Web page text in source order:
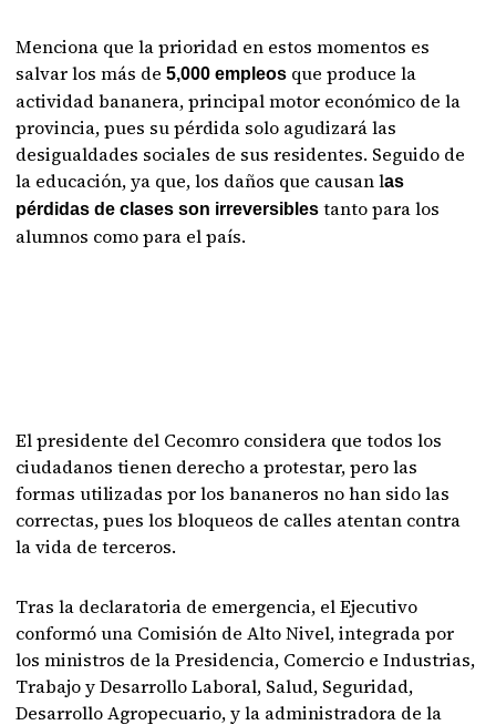
Menciona que la prioridad en estos momentos es
salvar los más de 5,000 empleos que produce la
actividad bananera, principal motor económico de la
provincia, pues su pérdida solo agudizará las
desigualdades sociales de sus residentes. Seguido de
la educación, ya que, los daños que causan las
pérdidas de clases son irreversibles tanto para los
alumnos como para el país.
El presidente del Cecomro considera que todos los
ciudadanos tienen derecho a protestar, pero las
formas utilizadas por los bananeros no han sido las
correctas, pues los bloqueos de calles atentan contra
la vida de terceros.
Tras la declaratoria de emergencia, el Ejecutivo
conformó una Comisión de Alto Nivel, integrada por
los ministros de la Presidencia, Comercio e Industrias,
Trabajo y Desarrollo Laboral, Salud, Seguridad,
Desarrollo Agropecuario, y la administradora de la